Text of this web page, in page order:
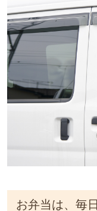
お弁当は、毎